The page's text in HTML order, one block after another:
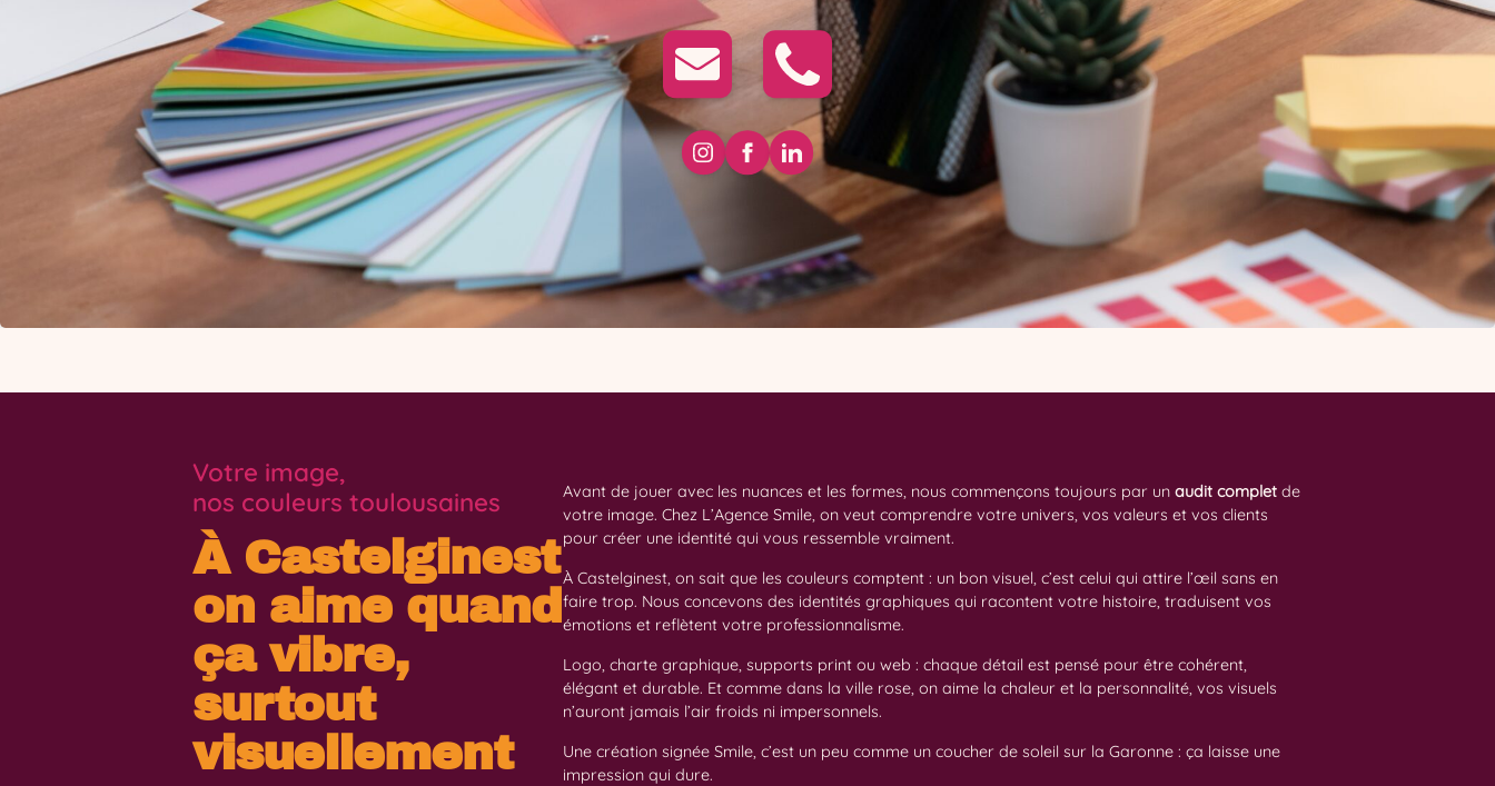
Votre image,
nos couleurs toulousaines
À Castelginest
on aime quand
ça vibre,
surtout
visuellement
Avant de jouer avec les nuances et les formes, nous commençons toujours par un audit completde
votre image. Chez L’Agence Smile, on veut comprendre votre univers, vos valeurs et vos clients
pour créer une identité qui vous ressemble vraiment.
À Castelginest, on sait que les couleurs comptent : un bon visuel, c’est celui qui attire l’œil sans en
faire trop. Nous concevons des identités graphiques qui racontent votre histoire, traduisent vos
émotions et reflètent votre professionnalisme.
Logo, charte graphique, supports print ou web : chaque détail est pensé pour être cohérent,
élégant et durable. Et comme dans la ville rose, on aime la chaleur et la personnalité, vos visuels
n’auront jamais l’air froids ni impersonnels.
Une création signée Smile, c’est un peu comme un coucher de soleil sur la Garonne : ça laisse une
impression qui dure.